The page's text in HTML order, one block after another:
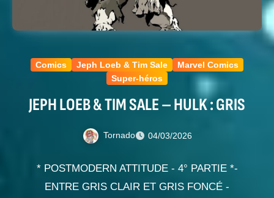
Comics Jeph Loeb & Tim Sale
Marvel Comics
Super-héros
JEPH LOEB & TIM SALE – HULK : GRIS
Tornado 04/03/2026
* POSTMODERN ATTITUDE - 4° PARTIE *-
ENTRE GRIS CLAIR ET GRIS FONCÉ -